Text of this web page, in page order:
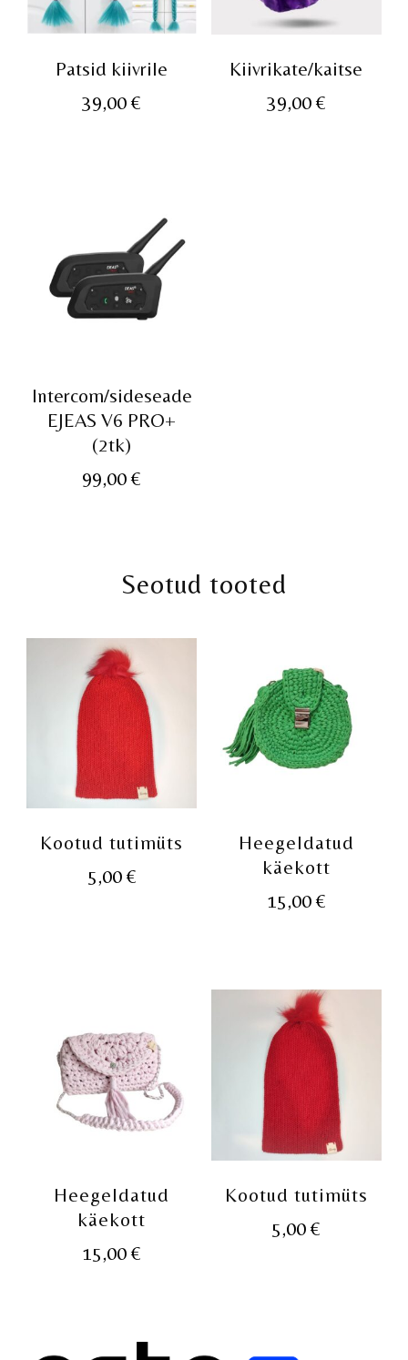
Patsid kiivrile
39,00€
Kiivrikate/kaitse
39,00 €
Intercom/sideseade
EJEAS V6 PRO+
(2tk)
99,00€
Seotud tooted
Kootud tutimüts
5,00 €
Heegeldatud
käekott
15,00 €
Heegeldatud
käekott
15,00€
Kootud tutimüts
5,00€